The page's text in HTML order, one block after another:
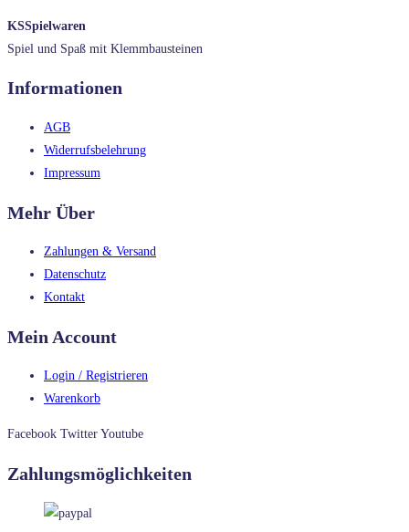
KSSpielwaren
Spiel und Spaß mit Klemmbausteinen
Informationen
AGB
Widerrufsbelehrung
Impressum
Mehr Über
Zahlungen & Versand
Datenschutz
Kontakt
Mein Account
Login / Registrieren
Warenkorb
Facebook Twitter Youtube
Zahlungsmöglichkeiten